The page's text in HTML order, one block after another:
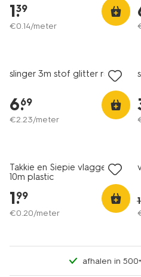
1.
39
€0.14/meter
slinger 3m stof glitter roze
6.
69
€2.23/meter
Takkie en Siepie vlaggenlijn
10m plastic
1.
99
€0.20/meter
1
afhalen in